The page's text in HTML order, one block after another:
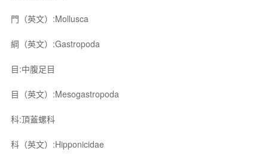
門（英文）:Mollusca
綱（英文）:Gastropoda
目:中腹足目
目（英文）:Mesogastropoda
科:頂蓋螺科
科（英文）:Hipponicidae